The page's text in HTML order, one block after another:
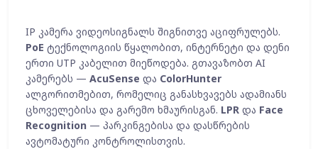
IP კამერა ვიდეოსიგნალს შიგნითვე აციფრულებს.
PoE ტექნოლოგიის წყალობით, ინტერნეტი და დენი
ერთი UTP კაბელით მიეწოდება. გთავაზობთ AI
კამერებს — AcuSense და ColorHunter
ალგორითმებით, რომელიც განასხვავებს ადამიანს
ცხოველებისა და გარემო ხმაურისგან. LPR და Face
Recognition — პარკინგებისა და დასწრების
ავტომატური კონტროლისთვის.